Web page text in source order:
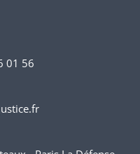
01 56